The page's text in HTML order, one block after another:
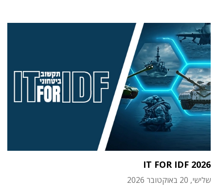
IT FOR IDF 2026
שלישי, 20 באוקטובר 2026